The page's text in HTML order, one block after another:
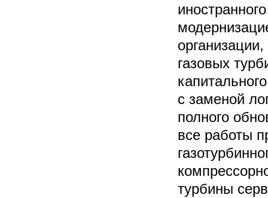
газовых
с заменой
полного
все работы
турбины